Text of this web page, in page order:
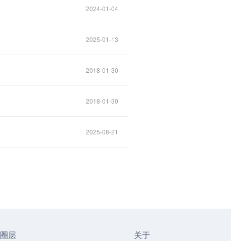
2024-01-04
2025-01-13
2018-01-30
2018-01-30
2025-08-21
圈层 关于